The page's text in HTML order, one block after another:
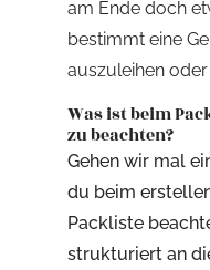
am Ende doch
bestimmt eine
auszuleihen
Was ist beim
zu beachten?
Gehen wir mal
du beim
Packliste
strukturiert an